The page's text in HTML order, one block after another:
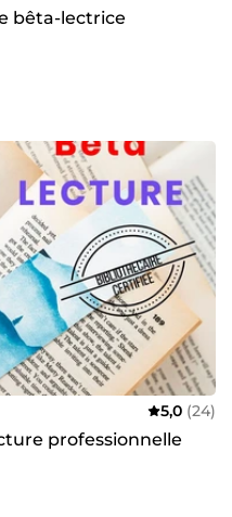
bêta-lectrice
5,0 (24)
professionnelle